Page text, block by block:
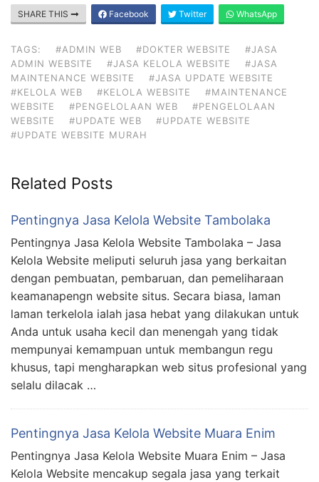
SHARE THIS Facebook Twitter WhatsApp
TAGS: #ADMIN WEB #DOKTER WEBSITE
#JASA
ADMIN WEBSITE
#JASA KELOLA WEBSITE
#JASA
MAINTENANCE WEBSITE
#JASA UPDATE WEBSITE
#KELOLA WEB
#KELOLA WEBSITE
#MAINTENANCE
WEBSITE
#PENGELOLAAN WEB
#PENGELOLAAN
WEBSITE
#UPDATE WEB
#UPDATE WEBSITE
#UPDATE WEBSITE MURAH
Related Posts
Pentingnya Jasa Kelola Website Tambolaka
Pentingnya Jasa Kelola Website Tambolaka – Jasa
Kelola Website meliputi seluruh jasa yang berkaitan
dengan pembuatan, pembaruan, dan pemeliharaan
keamanapengn website situs. Secara biasa, laman
laman terkelola ialah jasa hebat yang dilakukan untuk
Anda untuk usaha kecil dan menengah yang tidak
mempunyai kemampuan untuk membangun regu
khusus, tapi mengharapkan web situs profesional yang
selalu dilacak …
Pentingnya Jasa Kelola Website Muara Enim
Pentingnya Jasa Kelola Website Muara Enim – Jasa
Kelola Website mencakup segala jasa yang terkait